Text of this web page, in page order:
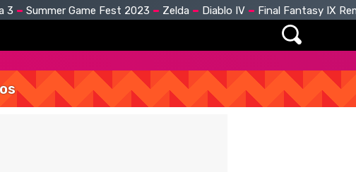
3 Summer Game Fest 2023 Zelda Diablo IV Final Fantasy IX